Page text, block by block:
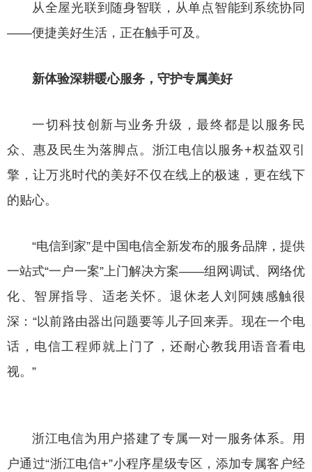
从全屋光联到随身智联，从单点智能到系统协同
——便捷美好生活，正在触手可及。
新体验深耕暖心服务，守护专属美好
一切科技创新与业务升级，最终都是以服务民
众、惠及民生为落脚点。浙江电信以服务+权益双引
擎，让万兆时代的美好不仅在线上的极速，更在线下
的贴心。
“电信到家”是中国电信全新发布的服务品牌，提供
一站式“一户一案”上门解决方案——组网调试、网络优
化、智屏指导、适老关怀。退休老人刘阿姨感触很
深：“以前路由器出问题要等儿子回来弄。现在一个电
话，电信工程师就上门了，还耐心教我用语音看电
视。”
浙江电信为用户搭建了专属一对一服务体系。用
户通过“浙江电信+”小程序星级专区，添加专属客户经